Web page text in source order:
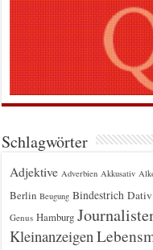
Schlagwörter
Adjektive Adverbien Akkusativ
Berlin Beugung Bindestrich Dativ
Genus Hamburg
Kleinanzeigen